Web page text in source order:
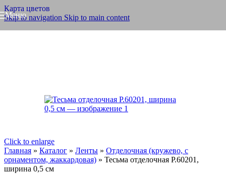
Карта цветов
Skip to navigation Skip to main content
Меню
Click to enlarge
Главная » Каталог » Ленты » Отделочная (кружево, с
орнаментом, жаккардовая) » Тесьма отделочная Р.60201,
ширина 0,5 см